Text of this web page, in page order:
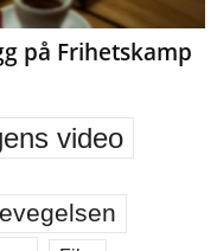
på Frihetskamp
video